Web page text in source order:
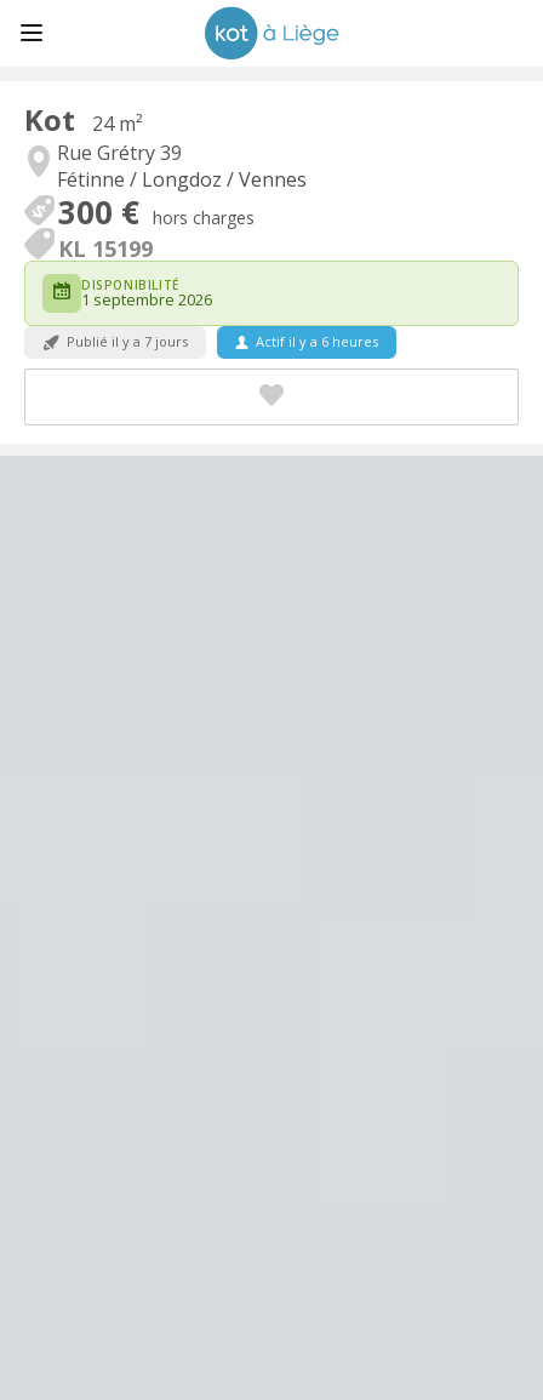
Kot
24 m²
Rue Grétry 39
Fétinne / Longdoz / Vennes
300 € hors charges
KL 15199
DISPONIBILITÉ
1 septembre 2026
Publié il y a 7 jours Actif il y a 6 heures